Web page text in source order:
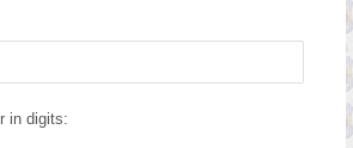
in digits: